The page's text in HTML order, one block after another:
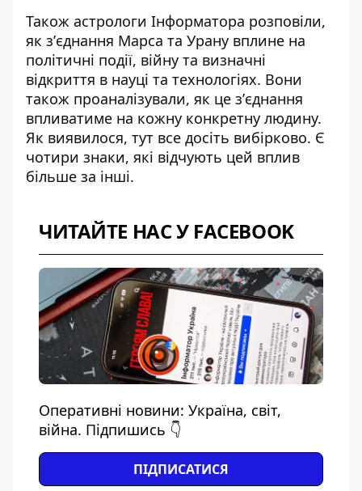
Також астрологи Інформатора розповіли,
як зʼєднання Марса та Урану вплине на
політичні події, війну та визначні
відкриття в науці та технологіях. Вони
також проаналізували, як це зʼєднання
впливатиме на кожну конкретну людину.
Як виявилося, тут все досіть вибірково. Є
чотири знаки, які відчують цей вплив
більше за інші.
ЧИТАЙТЕ НАС У FACEBOOK
Оперативні новини: Україна, світ,
війна. Підпишись 👇
ПІДПИСАТИСЯ